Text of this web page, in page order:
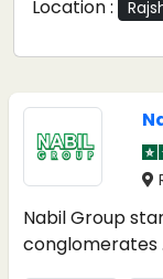
Location :
Nabil Group
conglomerates